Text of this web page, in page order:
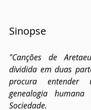
Sinopse
"Canções de
dividida em duas
procura
genealogia
Sociedade.